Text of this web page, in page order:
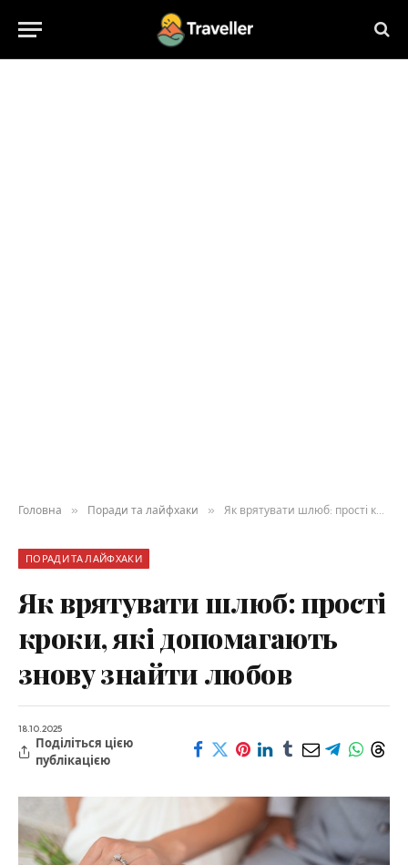
Головна » Поради та лайфхаки » Як врятувати шлюб: прості кроки, які допомагають знову знайти любов
ПОРАДИ ТА ЛАЙФХАКИ
Як врятувати шлюб: прості
кроки, які допомагають
знову знайти любов
18.10.2025
Поділіться цією
публікацією